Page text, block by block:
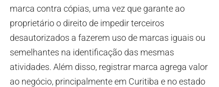
marca contra cópias, uma vez que garante ao
proprietário o direito de impedir terceiros
desautorizados a fazerem uso de marcas iguais ou
semelhantes na identificação das mesmas
atividades. Além disso, registrar marca agrega valor
ao negócio, principalmente em Curitiba e no estado